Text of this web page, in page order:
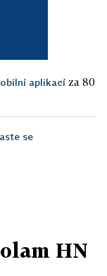
aplikací za 80
se
HN